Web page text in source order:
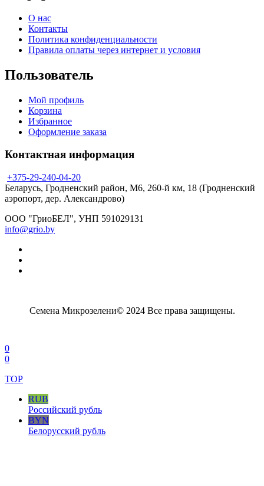
О нас
Контакты
Политика конфиденциальности
Правила оплаты через интернет и условия
Пользователь
Мой профиль
Корзина
Избранное
Оформление заказа
Контактная информация
+375-29-240-04-20
Беларусь, Гродненский район, М6, 260-й км, 18 (Гродненский
аэропорт, дер. Александрово)
ООО "ГриоБЕЛ", УНП 591029131
info@grio.by
Семена Микрозелени© 2024 Все права защищены.
0
0
TOP
RUB
Российский рубль
BYN
Белорусский рубль